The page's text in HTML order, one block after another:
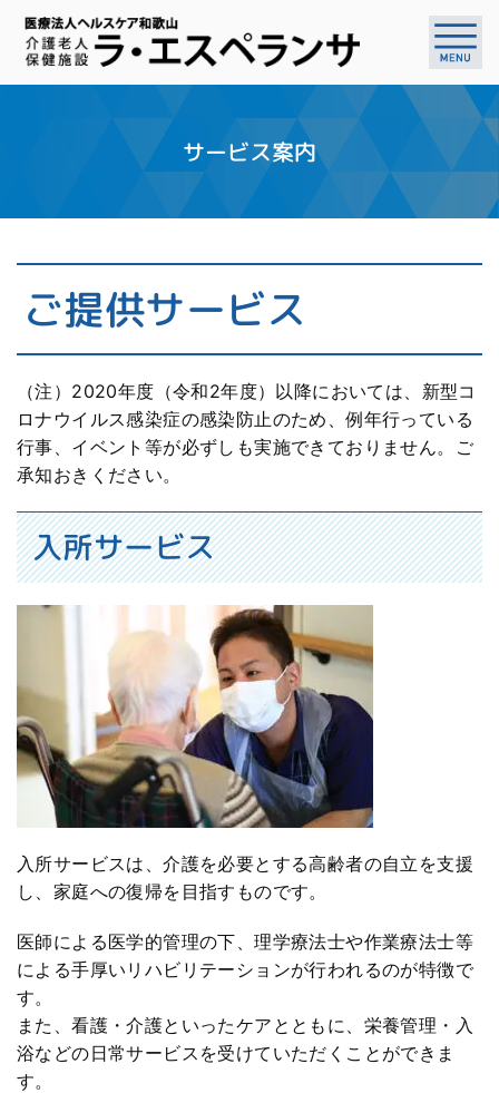
サービス案内
ご提供サービス
（注）2020年度（令和2年度）以降においては、新型コ
ロナウイルス感染症の感染防止のため、例年行っている
行事、イベント等が必ずしも実施できておりません。ご
承知おきください。
入所サービス
入所サービスは、介護を必要とする高齢者の自立を支援
し、家庭への復帰を目指すものです。
医師による医学的管理の下、理学療法士や作業療法士等
による手厚いリハビリテーションが行われるのが特徴で
す。
また、看護・介護といったケアとともに、栄養管理・入
浴などの日常サービスを受けていただくことができま
す。